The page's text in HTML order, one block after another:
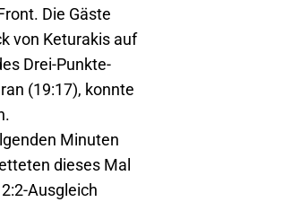
Die Gäste
von Keturakis auf
Drei-Punkte-
(19:17), konnte
Minuten
dieses Mal
Ausgleich